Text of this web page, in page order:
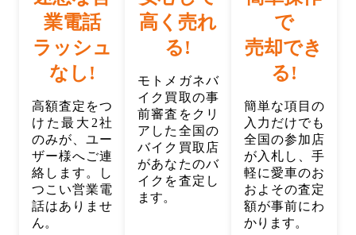
業電話
ラッシュ
なし!
高額査定をつ
けた最大2社
のみが、ユー
ザー様へご連
絡します。し
つこい営業電
話はありませ
ん。
高く売れ
る!
モトメガネバ
イク買取の事
前審査をクリ
アした全国の
バイク買取店
があなたのバ
イクを査定し
ます。
で
売却でき
る!
簡単な項目の
入力だけでも
全国の参加店
が入札し、手
軽に愛車のお
およその査定
額が事前にわ
かります。